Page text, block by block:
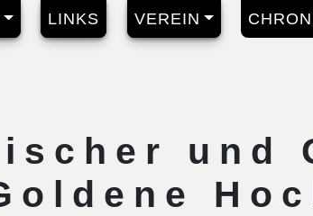
LINKS VEREIN
und